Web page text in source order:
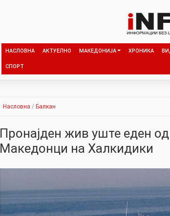
НАСЛОВНА АКТУЕЛНО МАКЕДОНИЈА ХРОНИКА
СПОРТ
Насловна / Балкан
Пронајден жив уште еден
Македонци на Халкидики